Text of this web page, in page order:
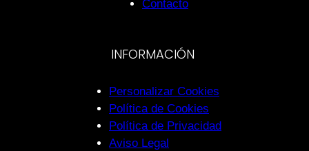
Contacto
INFORMACIÓN
Personalizar Cookies
Política de Cookies
Política de Privacidad
Aviso Legal